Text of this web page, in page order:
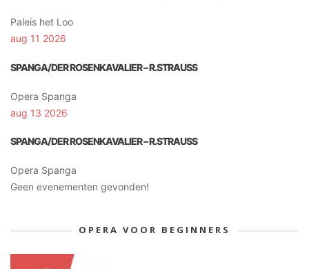
Paleis het Loo
aug 11 2026
SPANGA/DER ROSENKAVALIER – R.STRAUSS
Opera Spanga
aug 13 2026
SPANGA/DER ROSENKAVALIER – R.STRAUSS
Opera Spanga
Geen evenementen gevonden!
OPERA VOOR BEGINNERS